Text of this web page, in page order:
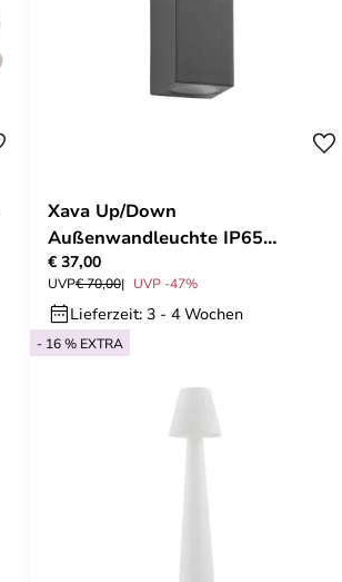
Xava Up/Down
Außenwandleuchte IP65
Graphite - Lucande
€ 37,00
UVP€ 70,00 UVP -47%
Lieferzeit: 3 - 4 Wochen
- 16 % EXTRA